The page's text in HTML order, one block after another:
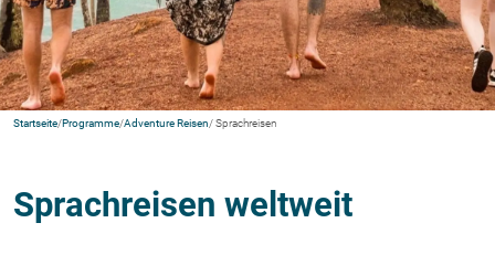
Startseite/Programme/Adventure Reisen/ Sprachreisen
Sprachreisen weltweit